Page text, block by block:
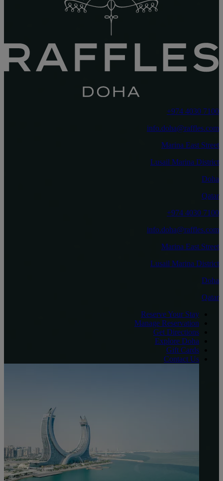
‎+974 4030 7100‏
info.doha@raffles.com
Marina East Street
Lusail Marina District
Doha
Qatar
‎+974 4030 7100‏
info.doha@raffles.com
Marina East Street
Lusail Marina District
Doha
Qatar
Reserve Your Stay
Manage Reservation
Get Directions
Explore Doha
Gift Cards
Contact Us